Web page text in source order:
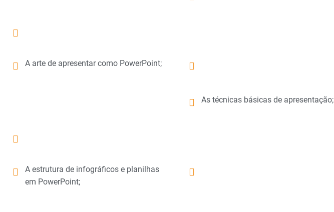
A arte de apresentar como PowerPoint;
As técnicas básicas de apresentação;
A estrutura de infográficos e planilhas
em PowerPoint;